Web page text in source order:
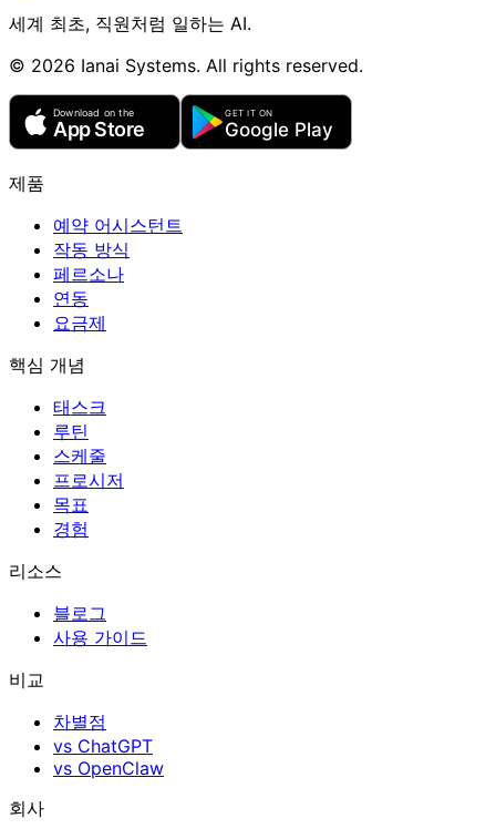
세계 최초, 직원처럼 일하는 AI.
© 2026 Ianai Systems. All rights reserved.
제품
예약 어시스턴트
작동 방식
페르소나
연동
요금제
핵심 개념
태스크
루틴
스케줄
프로시저
목표
경험
리소스
블로그
사용 가이드
비교
차별점
vs ChatGPT
vs OpenClaw
회사